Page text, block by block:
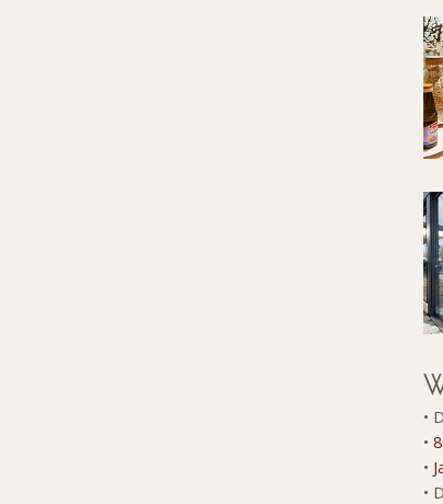
•
•
•
•